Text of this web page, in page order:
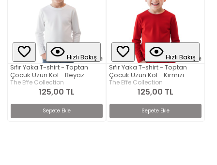
Hızlı Bakış
Sıfır Yaka T-shirt - Toptan
Çocuk Uzun Kol - Beyaz
The Effe Collection
125,00 TL
Sepete Ekle
Hızlı Bakış
Sıfır Yaka T-shirt - Toptan
Çocuk Uzun Kol - Kırmızı
The Effe Collection
125,00 TL
Sepete Ekle